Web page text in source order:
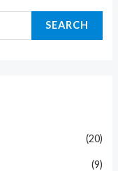
SEARCH
(20)
(9)